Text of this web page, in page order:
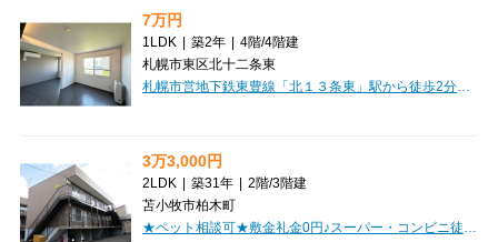
7万円
1LDK | 築2年 | 4階/4階建
札幌市東区北十二条東
3万3,000円
2LDK | 築31年 | 2階/3階建
苫小牧市柏木町